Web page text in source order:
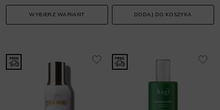
WYBIERZ WARIANT DODAJ DO KOSZYKA